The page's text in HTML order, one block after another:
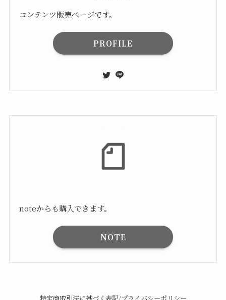
コンテンツ販売ページです。
PROFILE
noteからも購入できます。
NOTE
特定商取引法に基づく表記/プライバシーポリシー